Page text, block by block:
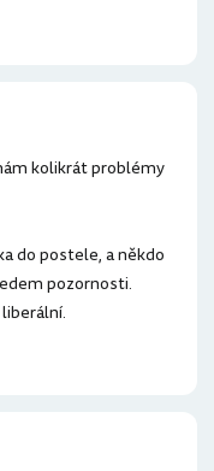
kolikrát problémy
do postele, a někdo
pozornosti.